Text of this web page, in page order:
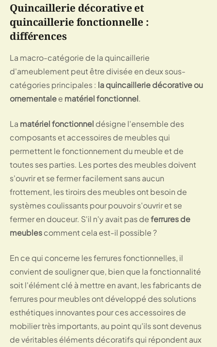
Quincaillerie décorative et
quincaillerie fonctionnelle :
différences
La macro-catégorie de la quincaillerie
d'ameublement peut être divisée en deux sous-
catégories principales : la quincaillerie décorative ou
ornementalee matériel fonctionnel.
La matériel fonctionnel désigne l'ensemble des
composants et accessoires de meubles qui
permettent le fonctionnement du meuble et de
toutes ses parties. Les portes des meubles doivent
s'ouvrir et se fermer facilement sans aucun
frottement, les tiroirs des meubles ont besoin de
systèmes coulissants pour pouvoir s'ouvrir et se
fermer en douceur. S'il n'y avait pas deferrures de
meublescomment cela est-il possible ?
En ce qui concerne les ferrures fonctionnelles, il
convient de souligner que, bien que la fonctionnalité
soit l'élément clé à mettre en avant, les fabricants de
ferrures pour meubles ont développé des solutions
esthétiques innovantes pour ces accessoires de
mobilier très importants, au point qu'ils sont devenus
de véritables éléments décoratifs qui répondent aux